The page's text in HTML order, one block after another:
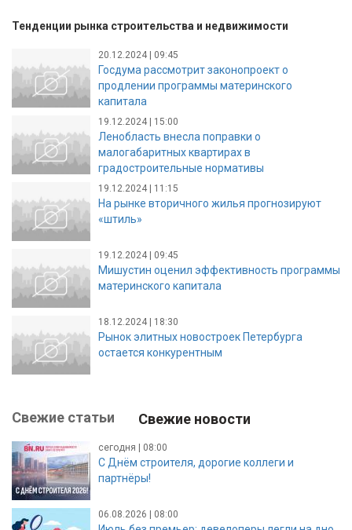
Тенденции рынка строительства и недвижимости
20.12.2024 | 09:45
Госдума рассмотрит законопроект о
продлении программы материнского
капитала
19.12.2024 | 15:00
Ленобласть внесла поправки о
малогабаритных квартирах в
градостроительные нормативы
19.12.2024 | 11:15
На рынке вторичного жилья прогнозируют
«штиль»
19.12.2024 | 09:45
Мишустин оценил эффективность программы
материнского капитала
18.12.2024 | 18:30
Рынок элитных новостроек Петербурга
остается конкурентным
Свежие статьи Свежие новости
сегодня | 08:00
С Днём строителя, дорогие коллеги и
партнёры!
06.08.2026 | 08:00